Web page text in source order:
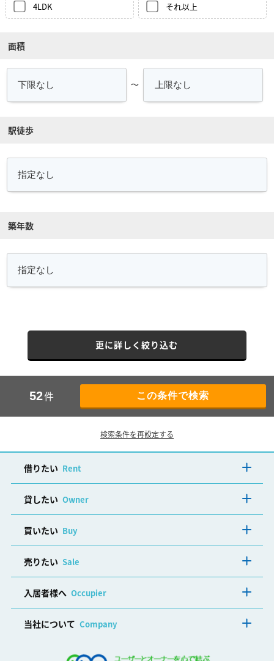
4LDK それ以上
面積
～
駅徒歩
築年数
更に詳しく絞り込む
52件
検索条件を再設定する
借りたい Rent
貸したい Owner
買いたい Buy
売りたい Sale
入居者様へ Occupier
当社について Company